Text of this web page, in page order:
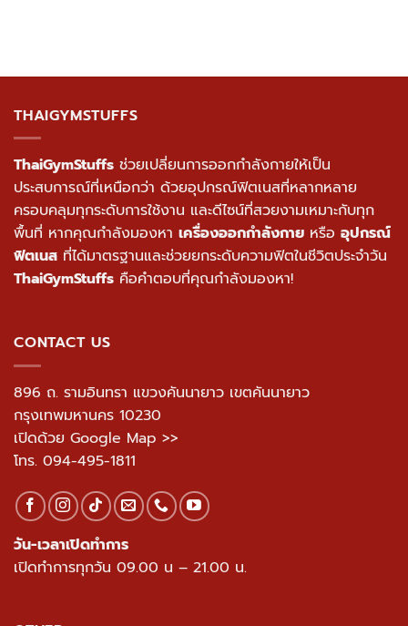
THAIGYMSTUFFS
ThaiGymStuffs ช่วยเปลี่ยนการออกกำลังกายให้เป็น
ประสบการณ์ที่เหนือกว่า ด้วยอุปกรณ์ฟิตเนสที่หลากหลาย
ครอบคลุมทุกระดับการใช้งาน และดีไซน์ที่สวยงามเหมาะกับทุก
พื้นที่ หากคุณกำลังมองหา เครื่องออกกำลังกาย หรือ อุปกรณ์
ฟิตเนส ที่ได้มาตรฐานและช่วยยกระดับความฟิตในชีวิตประจำวัน
ThaiGymStuffs คือคำตอบที่คุณกำลังมองหา!
CONTACT US
896 ถ. รามอินทรา แขวงคันนายาว เขตคันนายาว
กรุงเทพมหานคร 10230
เปิดด้วย Google Map >>
โทร. 094-495-1811
วัน-เวลาเปิดทำการ
เปิดทำการทุกวัน 09.00 น – 21.00 น.